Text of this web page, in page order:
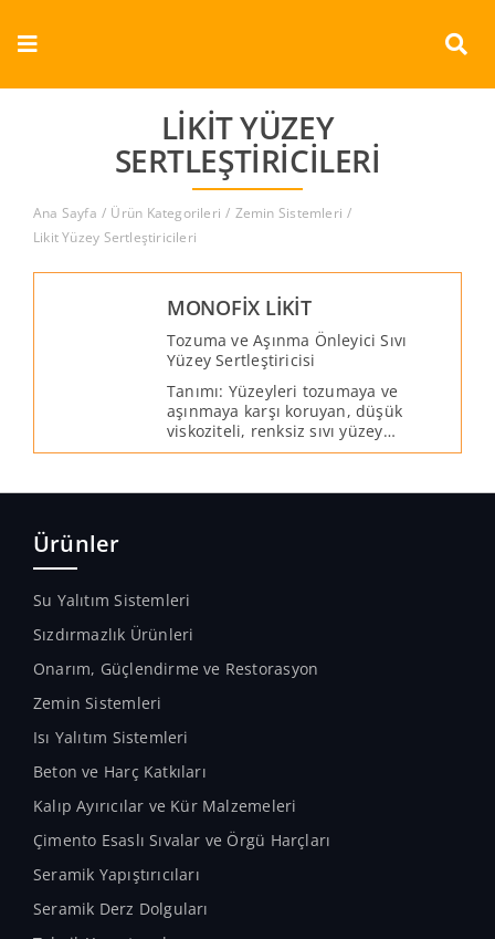
Toggle
Navigation
Ürünler
Dokümanlar
Türkçe
LIKIT YÜZEY
SERTLEŞTIRICILERI
Ana Sayfa Ürün Kategorileri
Zemin Sistemleri
Likit Yüzey Sertleştiricileri
MONOFİX LİKİT
Tozuma ve Aşınma Önleyici Sıvı
Yüzey Sertleştiricisi
Tanımı: Yüzeyleri tozumaya ve
aşınmaya karşı koruyan, düşük
viskoziteli, renksiz sıvı yüzey
sertleştiricisidir. Uygulama yapılan
artmasına yardımcı olur.
Ürünler
Su Yalıtım Sistemleri
Sızdırmazlık Ürünleri
Onarım, Güçlendirme ve Restorasyon
Zemin Sistemleri
Isı Yalıtım Sistemleri
Beton ve Harç Katkıları
Kalıp Ayırıcılar ve Kür Malzemeleri
Çimento Esaslı Sıvalar ve Örgü Harçları
Seramik Yapıştırıcıları
Seramik Derz Dolguları